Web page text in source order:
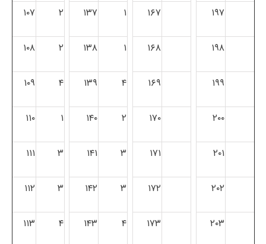
۱۹۷ ۱۶۷ ۱ ۱۳۷ ۲ ۱۰۷
۱۹۸ ۱۶۸ ۱ ۱۳۸ ۲ ۱۰۸
۱۹۹ ۱۶۹ ۴ ۱۳۹ ۴ ۱۰۹
۲۰۰ ۱۷۰ ۲ ۱۴۰ ۱ ۱۱۰
۲۰۱ ۱۷۱ ۳ ۱۴۱ ۳ ۱۱۱
۲۰۲ ۱۷۲ ۳ ۱۴۲ ۳ ۱۱۲
۲۰۳ ۱۷۳ ۴ ۱۴۳ ۴ ۱۱۳